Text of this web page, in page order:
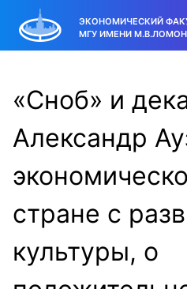
ЭКОНОМИЧЕСКИЙ
МГУ ИМЕНИ
«Сноб» и
Александр
стране с
культуры, о